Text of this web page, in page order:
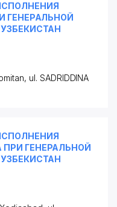
ГЕНЕРАЛЬНОЙ
ul. SADRIDDINA
ГЕНЕРАЛЬНОЙ